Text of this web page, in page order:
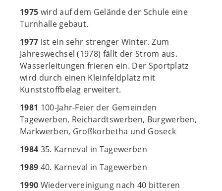
1975 wird auf dem Gelände der Schule eine
Turnhalle gebaut.
1977 ist ein sehr strenger Winter. Zum
Jahreswechsel (1978) fällt der Strom aus.
Wasserleitungen frieren ein. Der Sportplatz
wird durch einen Kleinfeldplatz mit
Kunststoffbelag erweitert.
1981 100-Jahr-Feier der Gemeinden
Tagewerben, Reichardtswerben, Burgwerben,
Markwerben, Großkorbetha und Goseck
1984 35. Karneval in Tagewerben
1989 40. Karneval in Tagewerben
1990 Wiedervereinigung nach 40 bitteren